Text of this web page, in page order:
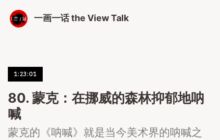
一画一话 the View Talk
1:23:01
80. 蒙克：在挪威的森林抑郁地呐
喊
蒙克的《呐喊》就是当今美术界的呐喊之